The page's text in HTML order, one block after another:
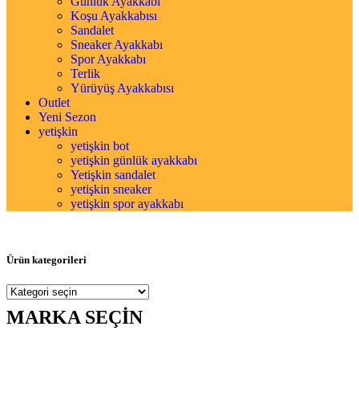
Koşu Ayakkabısı
Sandalet
Sneaker Ayakkabı
Spor Ayakkabı
Terlik
Yürüyüş Ayakkabısı
Outlet
Yeni Sezon
yetişkin
yetişkin bot
yetişkin günlük ayakkabı
Yetişkin sandalet
yetişkin sneaker
yetişkin spor ayakkabı
Ürün kategorileri
MARKA SEÇİN